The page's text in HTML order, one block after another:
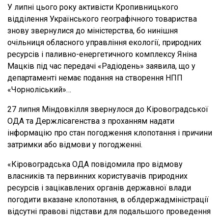
У липні цього року активісти Кропивницького
відділення Українського географічного товариства
знову звернулися до міністерства, бо нинішня
очільниця обласного управління екології, природних
ресурсів і паливно-енергетичного комплексу Яніна
Мацків під час передачі «Радіодень» заявила, що у
департаменті немає подання на створення НПП
«Чорноліський»…
27 липня Міндовкілля звернулося до Кіровоградської
ОДА та Держлісагенства з проханням надати
інформацію про стан погодження клопотання і причини
затримки або відмови у погодженні.
«Кіровоградська ОДА повідомила про відмову
власників та первинних користувачів природних
ресурсів і зацікавлених органів державної влади
погодити вказане клопотання, в облдержадміністрації
відсутні правові підстави для подальшого проведення